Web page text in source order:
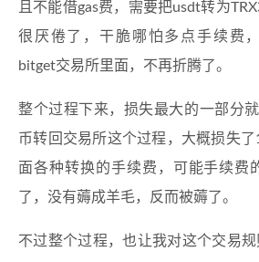
且不能借gas费，需要把usdt转为
很厌倦了，干脆哪怕多点手续费
bitget交易所里面，不再折腾了。
整个过程下来，损失最大的一部分
币转回交易所这个过程，大概损失
面各种转换的手续费，可能手续费
了，没有薅成羊毛，反而被薅了。
不过整个过程，也让我对这个交易